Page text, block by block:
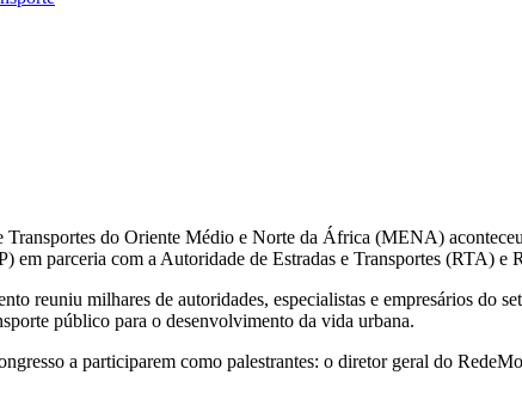
Transportes do Oriente Médio e Norte da África (MENA)
em parceria com a Autoridade de Estradas e Transportes (RTA) e
reuniu milhares de autoridades, especialistas e empresários do
público para o desenvolvimento da vida urbana.
a participarem como palestrantes: o diretor geral do